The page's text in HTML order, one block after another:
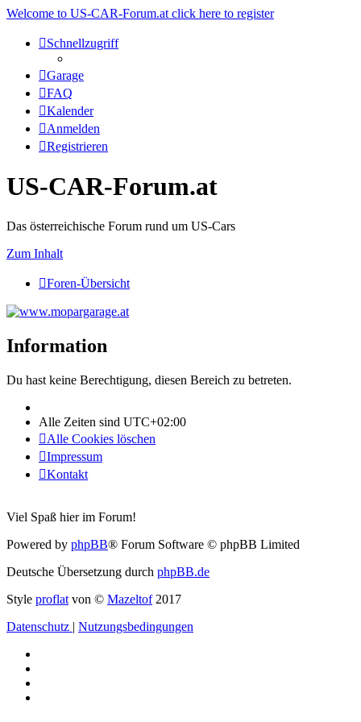
Welcome to US-CAR-Forum.at click here to register
Schnellzugriff
Garage
FAQ
Kalender
Anmelden
Registrieren
US-CAR-Forum.at
Das österreichische Forum rund um US-Cars
Zum Inhalt
Foren-Übersicht
Information
Du hast keine Berechtigung, diesen Bereich zu betreten.
Alle Zeiten sind UTC+02:00
Alle Cookies löschen
Impressum
Kontakt
Viel Spaß hier im Forum!
Powered by phpBB® Forum Software © phpBB Limited
Deutsche Übersetzung durch phpBB.de
Style proflat von © Mazeltof2017
Datenschutz | Nutzungsbedingungen